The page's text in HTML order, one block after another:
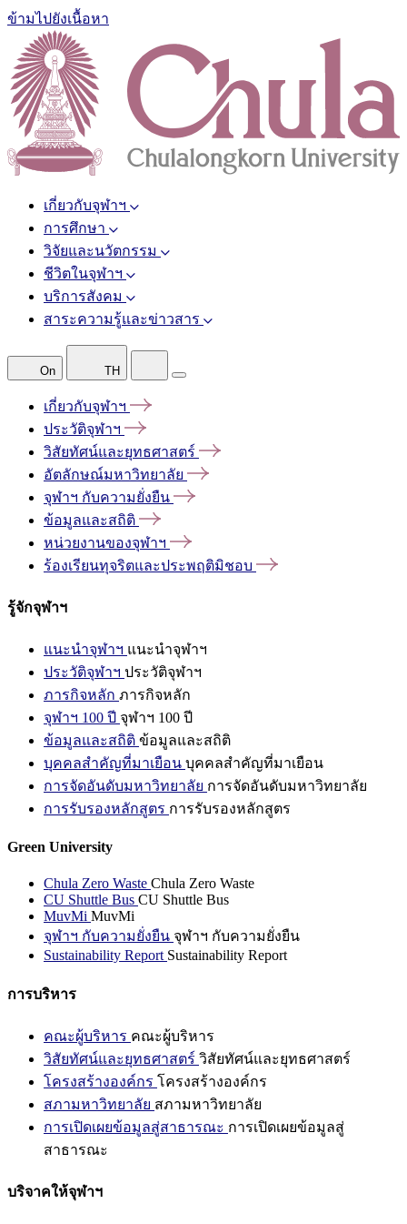
ข้ามไปยังเนื้อหา
เกี่ยวกับจุฬาฯ
การศึกษา
วิจัยและนวัตกรรม
ชีวิตในจุฬาฯ
บริการสังคม
สาระความรู้และข่าวสาร
On TH
เกี่ยวกับจุฬาฯ
ประวัติจุฬาฯ
วิสัยทัศน์และยุทธศาสตร์
อัตลักษณ์มหาวิทยาลัย
จุฬาฯ กับความยั่งยืน
ข้อมูลและสถิติ
หน่วยงานของจุฬาฯ
ร้องเรียนทุจริตและประพฤติมิชอบ
รู้จักจุฬาฯ
แนะนำจุฬาฯ แนะนำจุฬาฯ
ประวัติจุฬาฯ ประวัติจุฬาฯ
ภารกิจหลัก ภารกิจหลัก
จุฬาฯ 100 ปี จุฬาฯ 100 ปี
ข้อมูลและสถิติ ข้อมูลและสถิติ
บุคคลสำคัญที่มาเยือน บุคคลสำคัญที่มาเยือน
การจัดอันดับมหาวิทยาลัย การจัดอันดับมหาวิทยาลัย
การรับรองหลักสูตร การรับรองหลักสูตร
Green University
Chula Zero Waste Chula Zero Waste
CU Shuttle Bus CU Shuttle Bus
MuvMi MuvMi
จุฬาฯ กับความยั่งยืน จุฬาฯ กับความยั่งยืน
Sustainability Report Sustainability Report
การบริหาร
คณะผู้บริหาร คณะผู้บริหาร
วิสัยทัศน์และยุทธศาสตร์ วิสัยทัศน์และยุทธศาสตร์
โครงสร้างองค์กร โครงสร้างองค์กร
สภามหาวิทยาลัย สภามหาวิทยาลัย
การเปิดเผยข้อมูลสู่สาธารณะ การเปิดเผยข้อมูลสู่
สาธารณะ
บริจาคให้จุฬาฯ